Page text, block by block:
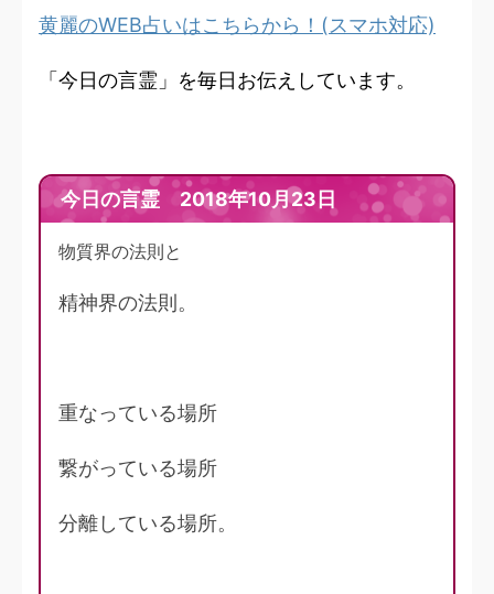
黄麗のWEB占いはこちらから！(スマホ対応)
「今日の言霊」を毎日お伝えしています。
今日の言霊 2018年10月23日
物質界の法則と
精神界の法則。
重なっている場所
繋がっている場所
分離している場所。